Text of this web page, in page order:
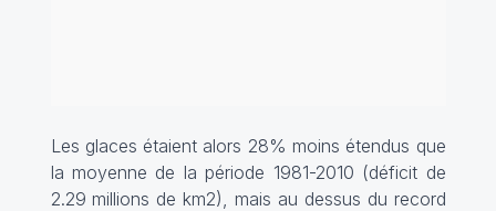
Les glaces étaient alors 28% moins étendus que
la moyenne de la période 1981-2010 (déficit de
2.29 millions de km2), mais au dessus du record